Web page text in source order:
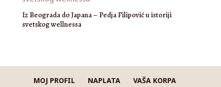
Iz Beograda do Japana – Pedja Filipović u istoriji
svetskog wellnessa
MOJ PROFIL NAPLATA VAŠA KORPA